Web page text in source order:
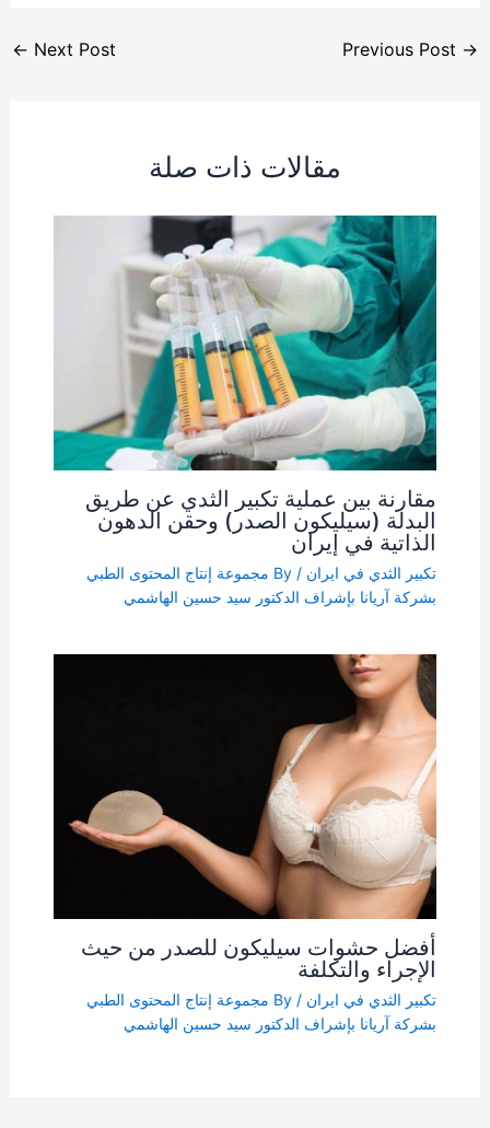
→
Next Post
←
مقالات ذات صلة
مقارنة بين عملية تكبير الثدي عن طريق
البدلة (سیلیکون الصدر) وحقن الدهون
الذاتیة في إيران
تكبير الثدي في ايران / By
مجموعة إنتاج المحتوى الطبي
بشركة آریانا بإشراف الدكتور سيد حسين الهاشمي
أفضل حشوات سيليكون للصدر من حيث
الإجراء والتكلفة
تكبير الثدي في ايران / By
مجموعة إنتاج المحتوى الطبي
بشركة آریانا بإشراف الدكتور سيد حسين الهاشمي